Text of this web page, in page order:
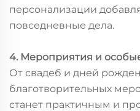
персонализации
повседневные дела.
4. Мероприятия и
От свадеб и дней
благотворительных
станет практичным и